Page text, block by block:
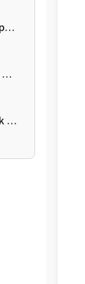
Dort z plenek – 3 patra: Luxusní a praktický dárek pro miminko
Plenkový kočárek Pampers s body – Praktický a originální dárek pro miminko
Dort z plenek – Dvoupatrový dárek pro miminko